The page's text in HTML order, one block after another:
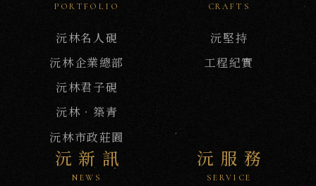
PORTFOLIO
沅林名人硯
沅林企業總部
沅林君子硯
沅林．築青
沅林市政莊園
CRAFTS
沅堅持
工程紀實
沅新訊
NEWS
沅服務
SERVICE